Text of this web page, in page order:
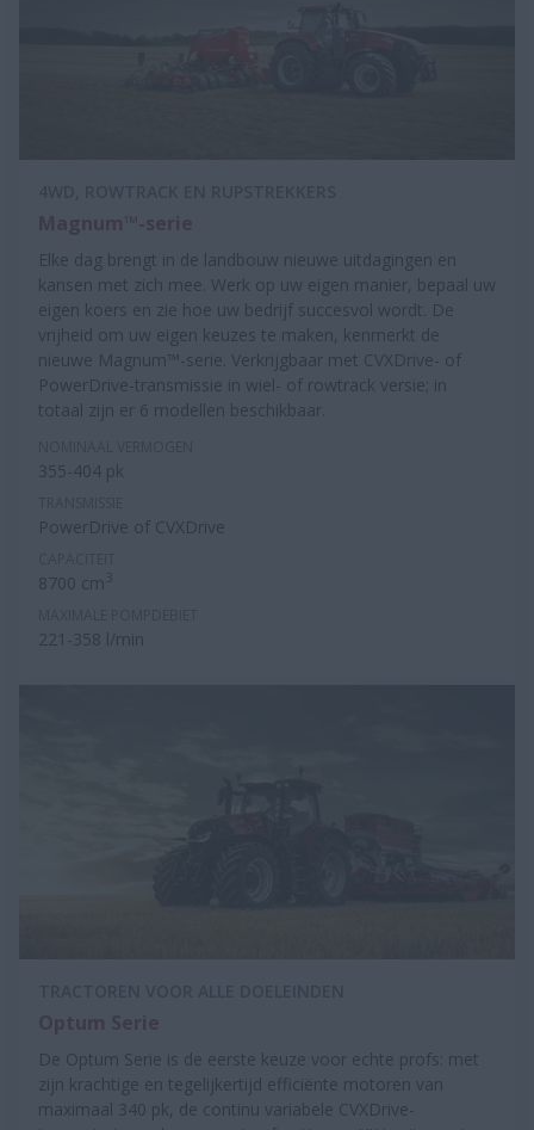
Elke dag brengt in de landbouw nieuwe uitdagingen en
kansen met zich mee. Werk op uw eigen manier, bepaal uw
eigen koers en zie hoe uw bedrijf succesvol wordt. De
vrijheid om uw eigen keuzes te maken, kenmerkt de
nieuwe Magnum™-serie. Verkrijgbaar met CVXDrive- of
PowerDrive-transmissie in wiel- of rowtrack versie; in
totaal zijn er 6 modellen beschikbaar.
355-404 pk
PowerDrive of CVXDrive
8700 cm 3
221-358 l/min
De Optum Serie is de eerste keuze voor echte profs: met
zijn krachtige en tegelijkertijd efficiënte motoren van
maximaal 340 pk, de continu variabele CVXDrive-